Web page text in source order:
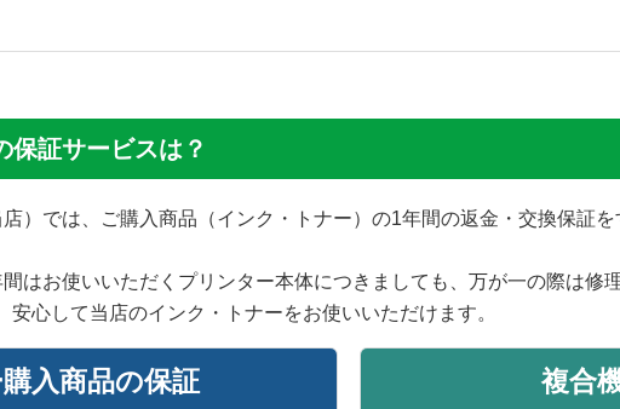
保証サービスは？
）では、ご購入商品（インク・トナー）の1年間の返金・交換保証
はお使いいただくプリンター本体につきましても、万が一の際は修
安心して当店のインク・トナーをお使いいただけます。
購入商品の保証 複合